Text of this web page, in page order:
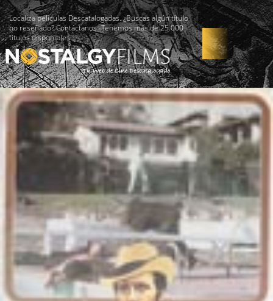
Localiza películas Descatalogadas. ¿Buscas algún título
no reseñado? Contáctanos -Tenemos más de 25.000
títulos disponibles!